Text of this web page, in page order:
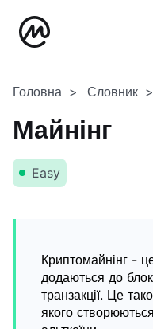
Головна Словник
Майнінг
Easy
Криптомайнінг -
додаються до
транзакції. Це
якого